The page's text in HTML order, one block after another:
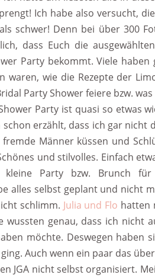
Ich habe also versucht,
schwer! Denn bei über 300
dass Euch die
Party bekommt. Viele
waren, wie die Rezepte der
Party Shower feiere bzw.
Party ist quasi so etwas
schon erzählt, dass ich gar nicht
Männer küssen und
und stilvolles. Einfach
kleine Party bzw. Brunch
alles selbst geplant und nicht
schlimm. Julia und Flo hatten
genau, dass ich nicht
möchte. Deswegen haben
Auch wenn ein paar das
JGA nicht selbst organisiert.